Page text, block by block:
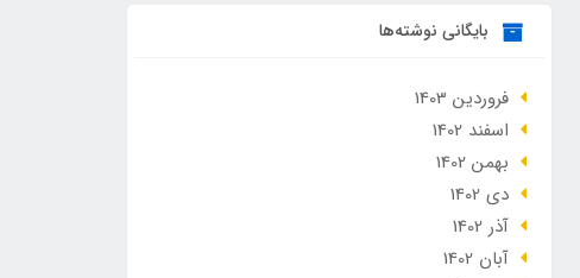
بایگانی نوشته‌ها
فروردین 1403
اسفند 1402
بهمن 1402
دی 1402
آذر 1402
آبان 1402